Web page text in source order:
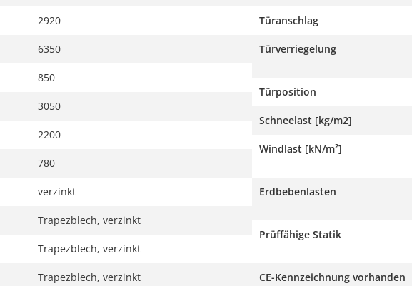
2920
6350
850
3050
2200
780
verzinkt
Trapezblech, verzinkt
Trapezblech, verzinkt
Trapezblech, verzinkt
Türanschlag
Türverriegelung
Türposition
Schneelast [kg/m2]
Windlast [kN/m²]
Erdbebenlasten
Prüffähige Statik
CE-Kennzeichnung vorhanden